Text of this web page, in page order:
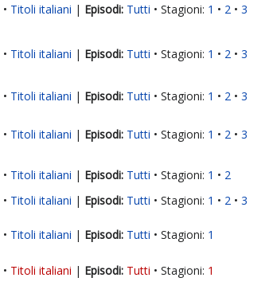
Titoli italiani | Tutti Stagioni: 1 2
3
Titoli italiani | Tutti Stagioni: 1 2
3
Titoli italiani | Tutti Stagioni: 1 2
3
Titoli italiani | Tutti Stagioni: 1 2
3
Titoli italiani | Tutti Stagioni: 1
2
Titoli italiani | Tutti Stagioni: 1 2
3
Titoli italiani | Tutti Stagioni: 1
Titoli italiani | Tutti Stagioni: 1